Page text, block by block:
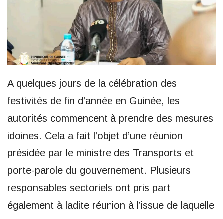
A quelques jours de la célébration des
festivités de fin d’année en Guinée, les
autorités commencent à prendre des mesures
idoines. Cela a fait l’objet d’une réunion
présidée par le ministre des Transports et
porte-parole du gouvernement. Plusieurs
responsables sectoriels ont pris part
également à ladite réunion à l’issue de laquelle